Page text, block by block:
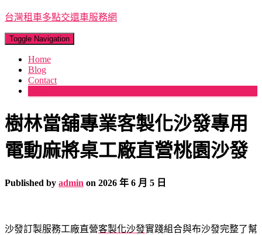
台灣租車多點交還車服務網
Toggle Navigation
Home
Blog
Contact
樹林當舖專業客製化沙發專用
電動麻將桌工廠直營桃園沙發
Published by admin on 2026 年 6 月 5 日
沙發訂製服務工廠直營客製化沙發實踐組合與布沙發完整了幫